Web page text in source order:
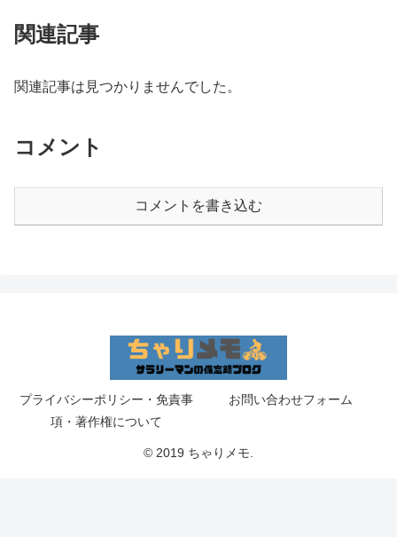
関連記事
関連記事は見つかりませんでした。
コメント
コメントを書き込む
プライバシーポリシー・免責事
項・著作権について
お問い合わせフォーム
© 2019 ちゃりメモ.